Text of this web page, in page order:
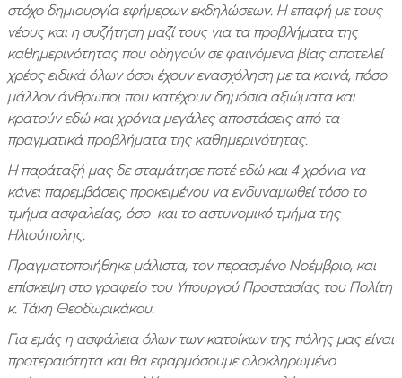
στόχο δημιουργία εφήμερων εκδηλώσεων. Η επαφή με τους
νέους και η συζήτηση μαζί τους για τα προβλήματα της
καθημερινότητας που οδηγούν σε φαινόμενα βίας αποτελεί
χρέος ειδικά όλων όσοι έχουν ενασχόληση με τα κοινά, πόσο
μάλλον άνθρωποι που κατέχουν δημόσια αξιώματα και
κρατούν εδώ και χρόνια μεγάλες αποστάσεις από τα
πραγματικά προβλήματα της καθημερινότητας.
Η παράταξή μας δε σταμάτησε ποτέ εδώ και 4 χρόνια να
κάνει παρεμβάσεις προκειμένου να ενδυναμωθεί τόσο το
τμήμα ασφαλείας, όσο και το αστυνομικό τμήμα της
Ηλιούπολης.
Πραγματοποιήθηκε μάλιστα, τον περασμένο Νοέμβριο, και
επίσκεψη στο γραφείο του Υπουργού Προστασίας του Πολίτη
κ. Τάκη Θεοδωρικάκου.
Για εμάς η ασφάλεια όλων των κατοίκων της πόλης μας είναι
προτεραιότητα και θα εφαρμόσουμε ολοκληρωμένο